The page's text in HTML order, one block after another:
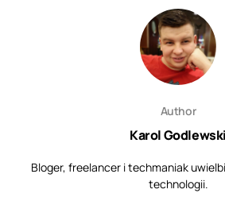
Author
Karol Godlewski
Bloger, freelancer i techmaniak
technologii.